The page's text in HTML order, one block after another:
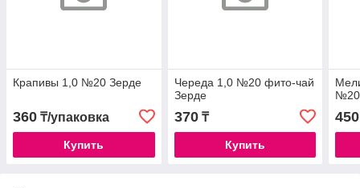
Крапивы 1,0 №20 Зерде
360 ₸/упаковка
Купить
Череда 1,0 №20 фито-чай
Зерде
370₸
Купить
№20
450